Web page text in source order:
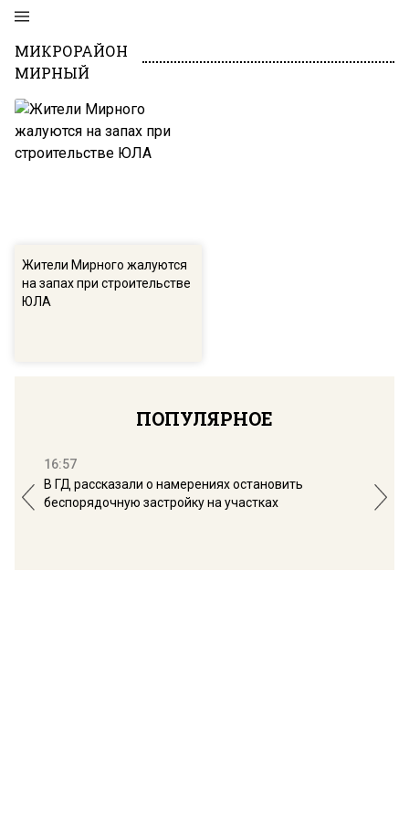
МИКРОРАЙОН
МИРНЫЙ
Жители Мирного жалуются
на запах при строительстве
ЮЛА
ПОПУЛЯРНОЕ
16:57
В ГД рассказали о намерениях остановить
беспорядочную застройку на участках